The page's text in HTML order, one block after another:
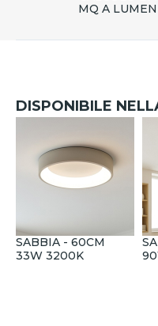
MQ A LUMEN
DISPONIBILE
SABBIA - 60CM
33W 3200K